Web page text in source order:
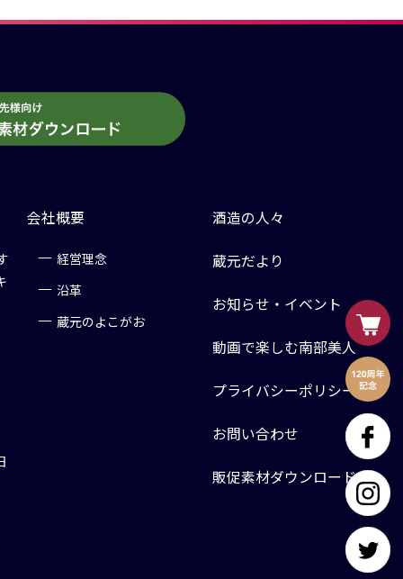
会社概要
経営理念
沿革
蔵元のよこがお
酒造の人々
蔵元だより
お知らせ・イベント
動画で楽しむ南部美人
プライバシーポリシー
お問い合わせ
販促素材ダウンロード